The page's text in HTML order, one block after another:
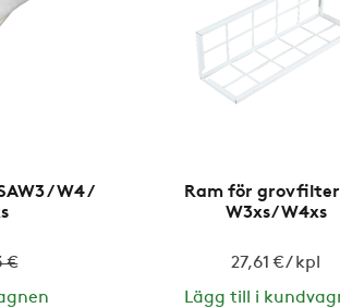
/ W4 /
€
Ram för
W3xs/W4xs
27,61 € / kpl
Lägg till i